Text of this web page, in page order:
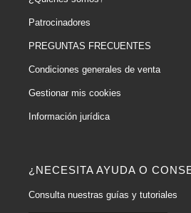
¿NECESITA AYUDA O
Consulta nuestras guías y tutoriales
Patrocinadores
PREGUNTAS FRECUENTES
Condiciones generales de venta
Gestionar mis cookies
Información jurídica